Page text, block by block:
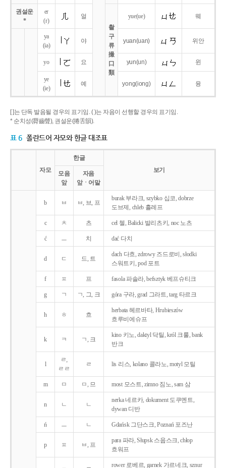
권설운
*
er
(r)
얼
촬
구
류
撮
口
類
yue(ue) 웨
ya
(ia)
야 yuan(uan) 위안
yo 요 yun(un) 윈
ye
(ie)
예 yong(iong) 융
[ ]는 단독 발음될 경우의 표기임. ( )는 자음이 선행할 경우의 표기임.
* 순치성(脣齒聲), 권설운(捲舌韻).
표 6 폴란드어 자모와 한글 대조표
자모
한글
보기
모음
앞
자음
앞ㆍ어말
b ㅂ ㅂ, 브, 프
burak 부라크, szybko 십코, dobrze
도브제, chleb 흘레프
c ㅊ 츠 cel 첼, Balicki 발리츠키, noc 노츠
ć ㅡ 치 dać 다치
d ㄷ 드, 트
dach 다흐, zdrowy 즈드로비, słodki
스워트키, pod 포트
f ㅍ 프 fasola 파솔라, befsztyk 베프슈티크
g ㄱ ㄱ, 그, 크 góra 구라, grad 그라트, targ 타르크
h ㅎ 흐
herbata 헤르바타, Hrubieszów
흐루비에슈프
k ㅋ ㄱ, 크
kino 키노, daktyl 닥틸, król 크룰, bank
반크
l
ㄹ,
ㄹㄹ
ㄹ lis 리스, kolano 콜라노, motyl 모틸
m ㅁ ㅁ, 므 most 모스트, zimno 짐노, sam 삼
n ㄴ ㄴ
nerka 네르카, dokument 도쿠멘트,
dywan 디반
ń ㅡ ㄴ Gdańsk 그단스크, Poznań 포즈난
p ㅍ ㅂ, 프
para 파라, Słupsk 스웁스크, chłop
흐워프
rower 로베르, garnek 가르네크, sznur